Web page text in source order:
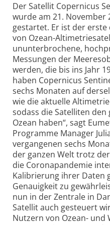
Der Satellit Copernicus
wurde am 21. November
gestartet. Er ist der
von Ozean-
ununterbrochene,
Messungen der
werden, die bis ins Jahr
haben Copernicus
sechs Monaten auf
wie die aktuelle
sodass die Satelliten den
Ozean haben“, sagt
Programme Manager
vergangenen sechs
der ganzen Welt trotz
die Corona­pandemie
Kali­brierung ihrer Daten
Genauig­keit zu
nun in der Zentrale in
Satellit auch gesteuert
Nutzern von Ozean-